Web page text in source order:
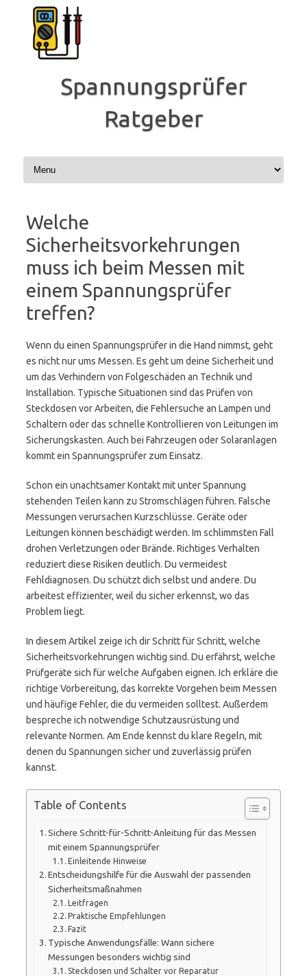
Inhalt
springen
Spannungsprüfer
Ratgeber
Welche
Sicherheitsvorkehrungen
muss ich beim Messen mit
einem Spannungsprüfer
treffen?
Wenn du einen Spannungsprüfer in die Hand nimmst, geht
es nicht nur ums Messen. Es geht um deine Sicherheit und
um das Verhindern von Folgeschäden an Technik und
Installation. Typische Situationen sind das Prüfen von
Steckdosen vor Arbeiten, die Fehlersuche an Lampen und
Schaltern oder das schnelle Kontrollieren von Leitungen im
Sicherungskasten. Auch bei Fahrzeugen oder Solaranlagen
kommt ein Spannungsprüfer zum Einsatz.
Schon ein unachtsamer Kontakt mit unter Spannung
stehenden Teilen kann zu Stromschlägen führen. Falsche
Messungen verursachen Kurzschlüsse. Geräte oder
Leitungen können beschädigt werden. Im schlimmsten Fall
drohen Verletzungen oder Brände. Richtiges Verhalten
reduziert diese Risiken deutlich. Du vermeidest
Fehldiagnosen. Du schützt dich selbst und andere. Du
arbeitest effizienter, weil du sicher erkennst, wo das
Problem liegt.
In diesem Artikel zeige ich dir Schritt für Schritt, welche
Sicherheitsvorkehrungen wichtig sind. Du erfährst, welche
Prüfgeräte sich für welche Aufgaben eignen. Ich erkläre die
richtige Vorbereitung, das korrekte Vorgehen beim Messen
und häufige Fehler, die du vermeiden solltest. Außerdem
bespreche ich notwendige Schutzausrüstung und
relevante Normen. Am Ende kennst du klare Regeln, mit
denen du Spannungen sicher und zuverlässig prüfen
kannst.
Table of Contents
Sichere Schritt-für-Schritt-Anleitung für das Messen
mit einem Spannungsprüfer
Einleitende Hinweise
Entscheidungshilfe für die Auswahl der passenden
Sicherheitsmaßnahmen
Leitfragen
Praktische Empfehlungen
Fazit
Typische Anwendungsfälle: Wann sichere
Messungen besonders wichtig sind
Steckdosen und Schalter vor Reparatur